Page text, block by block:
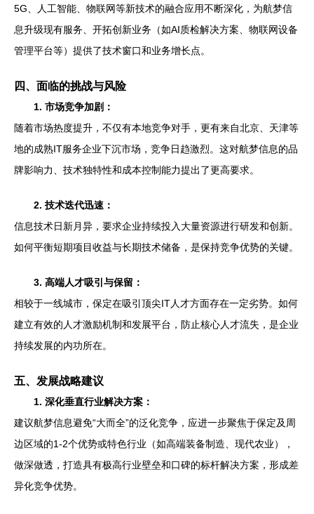
5G、人工智能、物联网等新技术的融合应用不断深化，为航梦信
息升级现有服务、开拓创新业务（如AI质检解决方案、物联网设备
管理平台等）提供了技术窗口和业务增长点。
四、面临的挑战与风险
1. 市场竞争加剧：
随着市场热度提升，不仅有本地竞争对手，更有来自北京、天津等
地的成熟IT服务企业下沉市场，竞争日趋激烈。这对航梦信息的品
牌影响力、技术独特性和成本控制能力提出了更高要求。
2. 技术迭代迅速：
信息技术日新月异，要求企业持续投入大量资源进行研发和创新。
如何平衡短期项目收益与长期技术储备，是保持竞争优势的关键。
3. 高端人才吸引与保留：
相较于一线城市，保定在吸引顶尖IT人才方面存在一定劣势。如何
建立有效的人才激励机制和发展平台，防止核心人才流失，是企业
持续发展的内功所在。
五、发展战略建议
1. 深化垂直行业解决方案：
建议航梦信息避免“大而全”的泛化竞争，应进一步聚焦于保定及周
边区域的1-2个优势或特色行业（如高端装备制造、现代农业），
做深做透，打造具有极高行业壁垒和口碑的标杆解决方案，形成差
异化竞争优势。